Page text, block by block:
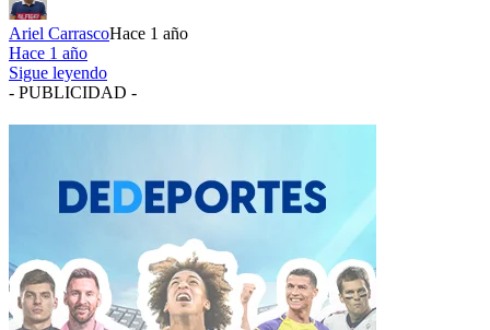
Ariel CarrascoHace 1 año
Hace 1 año
Sigue leyendo
- PUBLICIDAD -